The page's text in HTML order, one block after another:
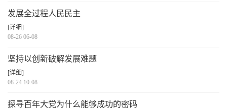
发展全过程人民民主
[详细]
08-26 06-08
坚持以创新破解发展难题
[详细]
08-24 10-08
探寻百年大党为什么能够成功的密码